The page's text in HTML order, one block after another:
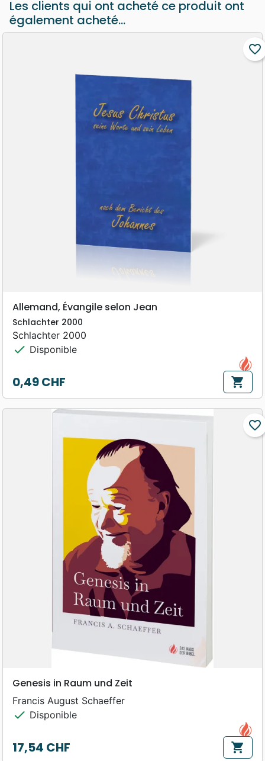
Les clients qui ont acheté ce produit ont
également acheté...
favorite_border
Allemand, Évangile selon Jean
Schlachter 2000
Schlachter 2000
check Disponible
Prix
0,49 CHF shopping_cart
favorite_border
Genesis in Raum und Zeit
Francis August Schaeffer
check Disponible
Prix
17,54 CHF shopping_cart